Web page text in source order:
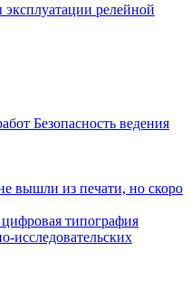
релейной
Безопасность ведения
вышли из печати, но скоро
цифровая типография
исследовательских